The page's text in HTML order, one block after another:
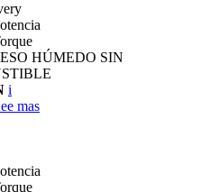
HÚMEDO SIN
i
mas